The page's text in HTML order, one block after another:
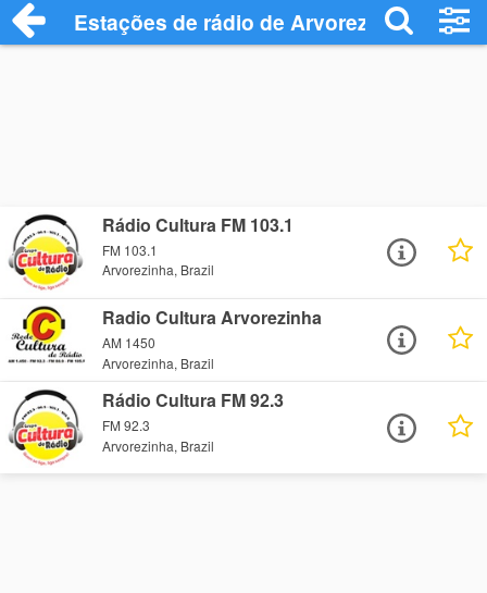
Estações de rádio de Arvorezinha -
Rádio Cultura FM 103.1
FM 103.1
Arvorezinha, Brazil
Radio Cultura Arvorezinha
AM 1450
Arvorezinha, Brazil
Rádio Cultura FM 92.3
FM 92.3
Arvorezinha, Brazil